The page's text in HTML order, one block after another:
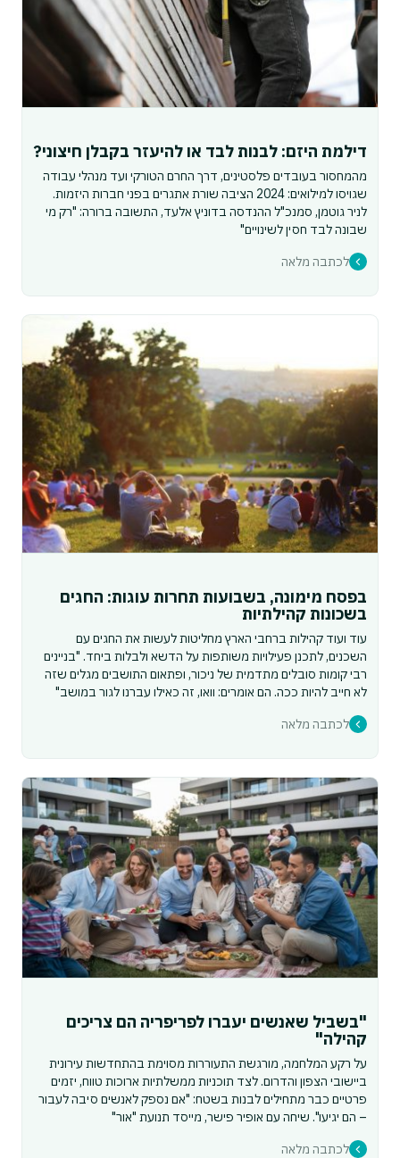
דילמת היזם: לבנות לבד או להיעזר בקבלן חיצוני?
מהמחסור בעובדים פלסטינים, דרך החרם הטורקי ועד מנהלי עבודה
שגויסו למילואים: 2024 הציבה שורת אתגרים בפני חברות היזמות.
לניר גוטמן, סמנכ"ל ההנדסה בדוניץ אלעד, התשובה ברורה: "רק מי
שבונה לבד חסין לשינויים"
לכתבה מלאה
בפסח מימונה, בשבועות תחרות עוגות: החגים
בשכונות קהילתיות
עוד ועוד קהילות ברחבי הארץ מחליטות לעשות את החגים עם
השכנים, לתכנן פעילויות משותפות על הדשא ולבלות ביחד. "בניינים
רבי קומות סובלים מתדמית של ניכור, ופתאום התושבים מגלים שזה
לא חייב להיות ככה. הם אומרים: וואו, זה כאילו עברנו לגור במושב"
לכתבה מלאה
"בשביל שאנשים יעברו לפריפריה הם צריכים
קהילה"
על רקע המלחמה, מורגשת התעוררות מסוימת בהתחדשות עירונית
ביישובי הצפון והדרום. לצד תוכניות ממשלתיות ארוכות טווח, יזמים
פרטיים כבר מתחילים לבנות בשטח: "אם נספק לאנשים סיבה לעבור
– הם יגיעו". שיחה עם אופיר פישר, מייסד תנועת "אור"
לכתבה מלאה